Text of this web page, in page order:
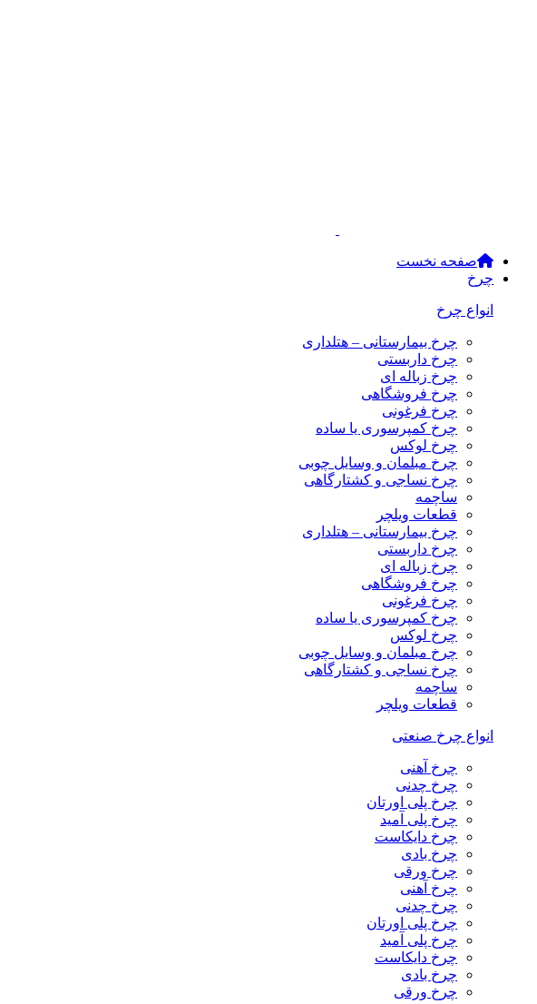
صفحه نخست
چرخ
انواع چرخ
چرخ بیمارستانی – هتلداری
چرخ داربستی
چرخ زباله ای
چرخ فروشگاهی
چرخ فرغونی
چرخ کمپرسوری یا ساده
چرخ لوکس
چرخ مبلمان و وسایل چوبی
چرخ نساجی و کشتارگاهی
ساچمه
قطعات ویلچر
چرخ بیمارستانی – هتلداری
چرخ داربستی
چرخ زباله ای
چرخ فروشگاهی
چرخ فرغونی
چرخ کمپرسوری یا ساده
چرخ لوکس
چرخ مبلمان و وسایل چوبی
چرخ نساجی و کشتارگاهی
ساچمه
قطعات ویلچر
انواع چرخ صنعتی
چرخ آهنی
چرخ چدنی
چرخ پلی اورتان
چرخ پلی آمید
چرخ دایکاست
چرخ بادی
چرخ ورقی
چرخ آهنی
چرخ چدنی
چرخ پلی اورتان
چرخ پلی آمید
چرخ دایکاست
چرخ بادی
چرخ ورقی